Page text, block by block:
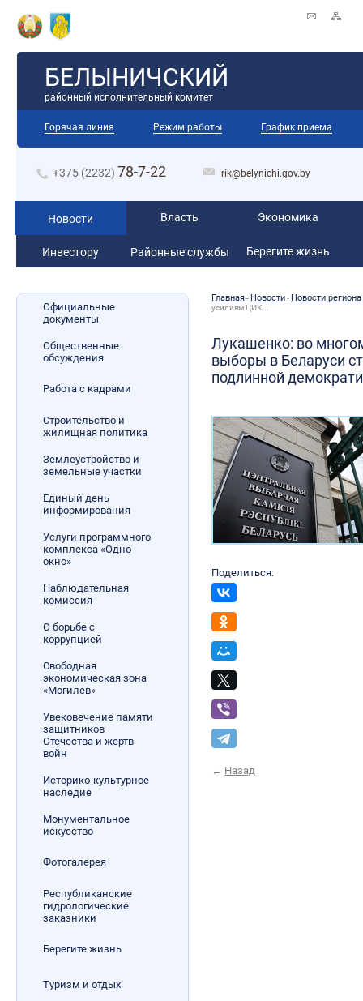
БЕЛЫНИЧСКИЙ
районный исполнительный комитет
Горячая линия Режим работы График приема
+375 (2232) 78-7-22 rik@belynichi.gov.by
Новости Власть Экономика
Инвестору Районные службы Берегите жизнь
Официальные
документы
Общественные
обсуждения
Работа с кадрами
Строительство и
жилищная политика
Землеустройство и
земельные участки
Единый день
информирования
Услуги программного
комплекса «Одно
окно»
Наблюдательная
комиссия
О борьбе с
коррупцией
Свободная
экономическая зона
«Могилев»
Увековечение памяти
защитников
Отечества и жертв
войн
Историко-культурное
наследие
Монументальное
искусство
Фотогалерея
Республиканские
гидрологические
заказники
Берегите жизнь
Туризм и отдых
Главная- Новости- Новости региона
усилиям ЦИК...
Лукашенко: во
выборы в Беларуси
подлинной
Поделиться:
← Назад